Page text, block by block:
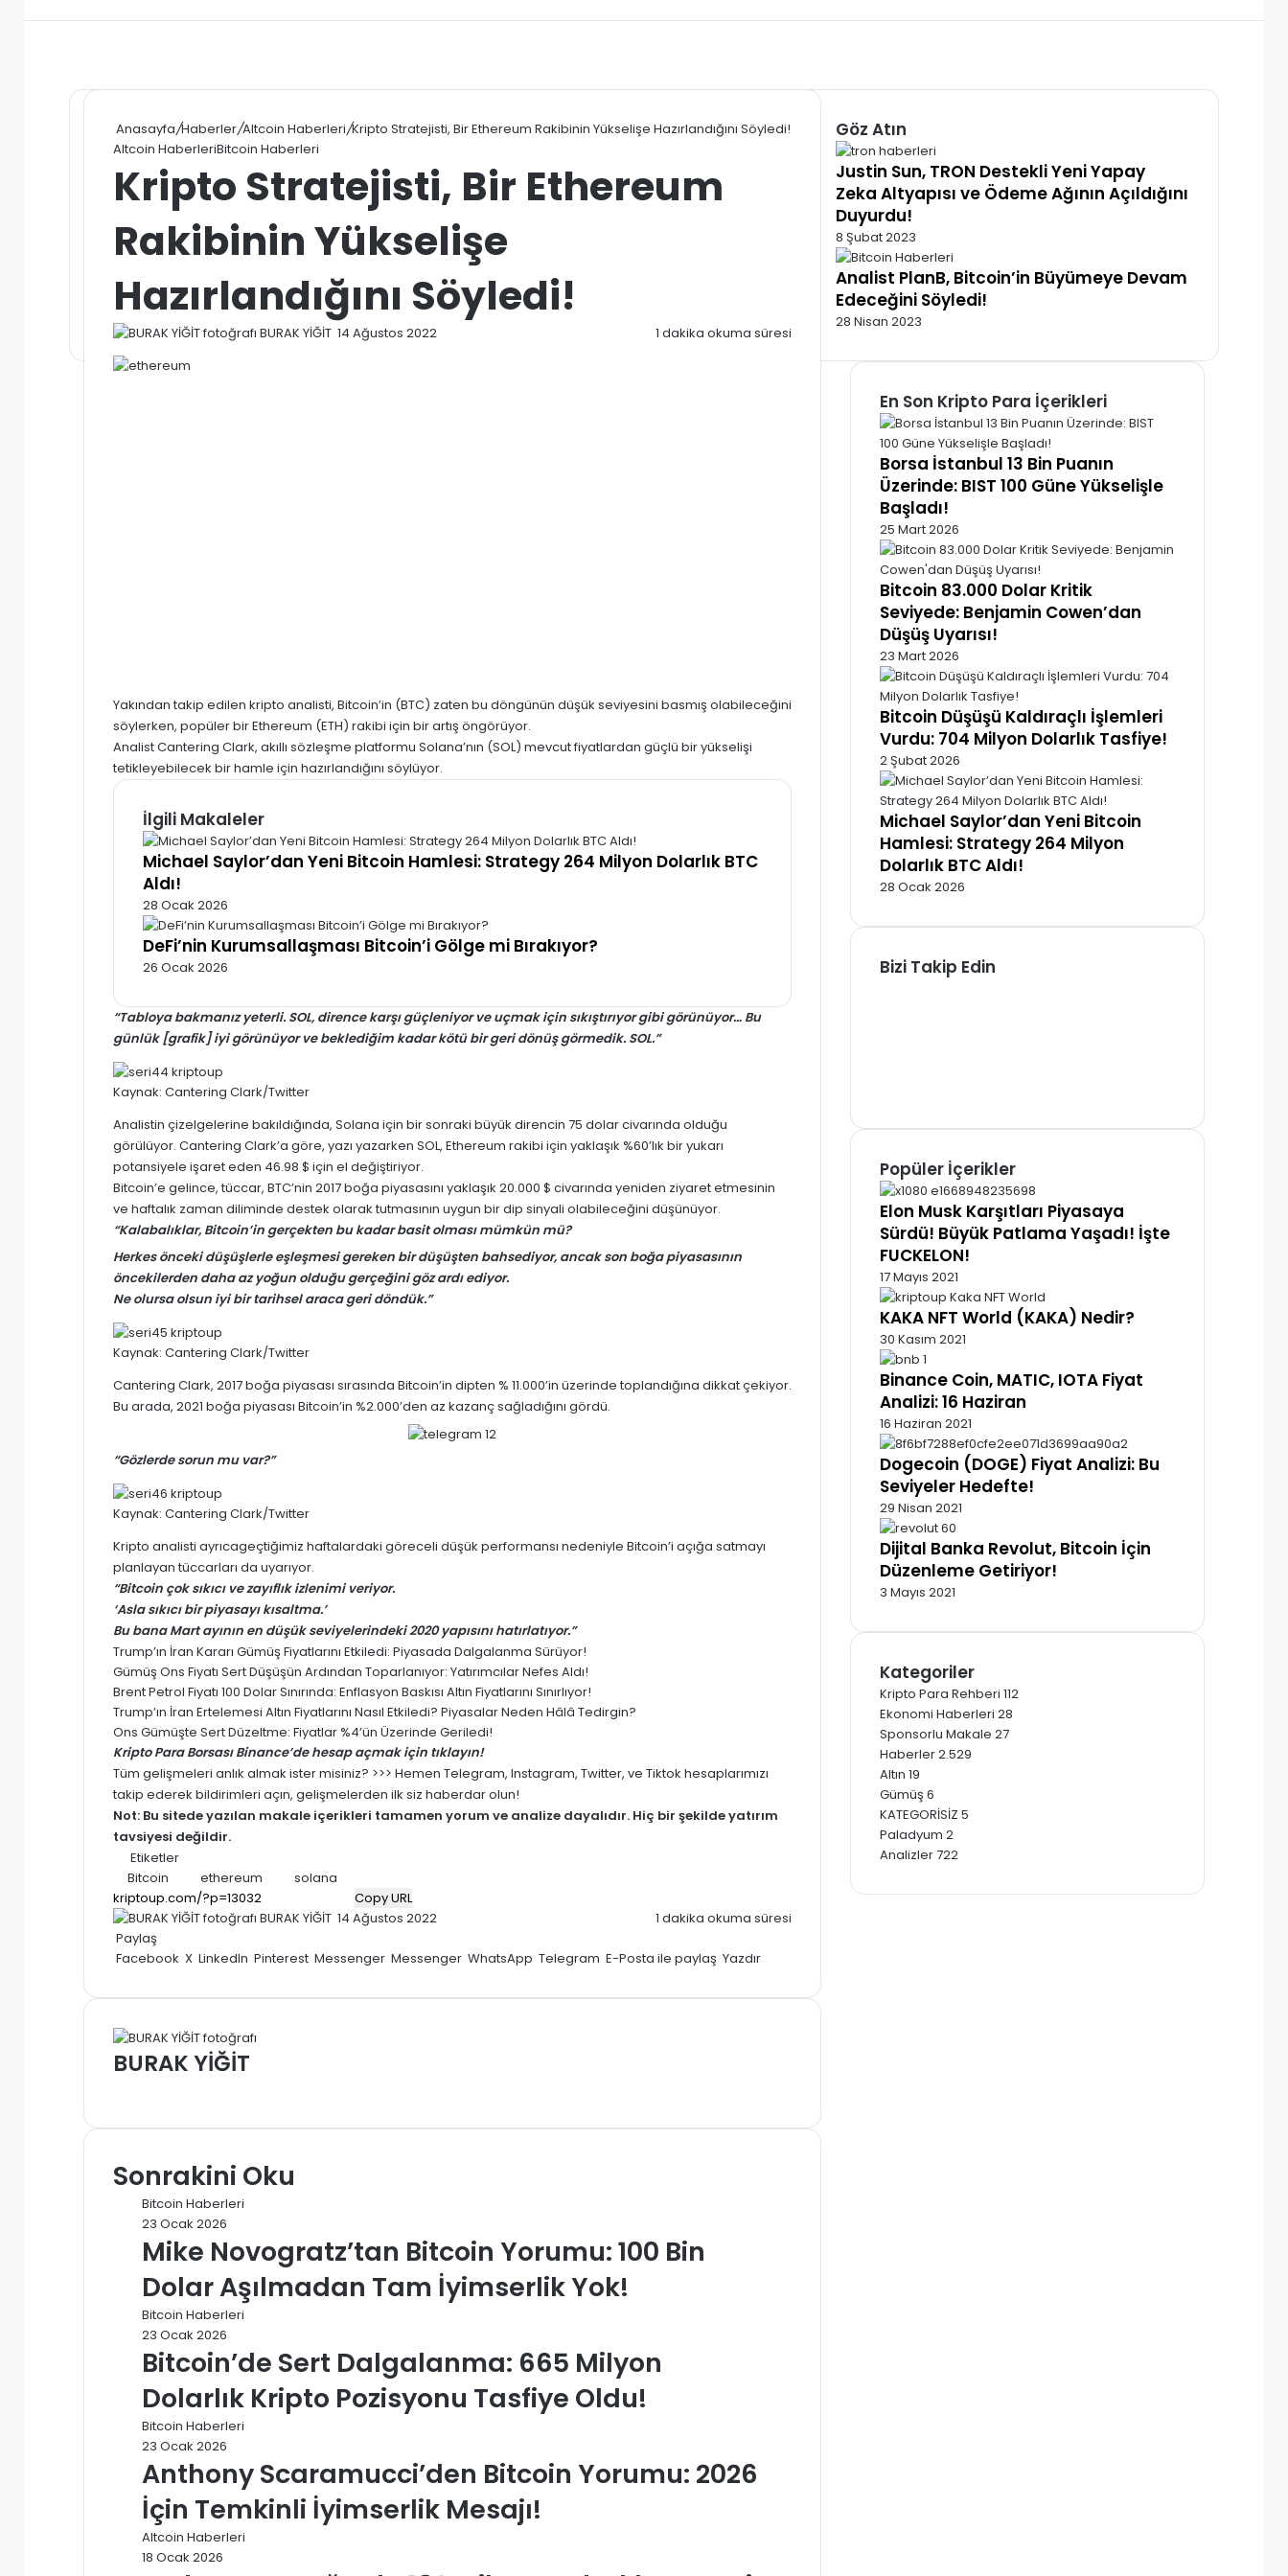
Anasayfa/Haberler/Altcoin Haberleri/Kripto Stratejisti, Bir Ethereum Rakibinin Yükselişe Hazırlandığını Söyledi!
Altcoin HaberleriBitcoin Haberleri
Kripto Stratejisti, Bir Ethereum
Rakibinin Yükselişe
Hazırlandığını Söyledi!
BURAK YİĞİT Bir
14 Ağustos 2022 1 dakika okuma süresi
Yakından takip edilen kripto analisti, Bitcoin’in (BTC) zaten bu döngünün düşük seviyesini basmış olabileceğini
söylerken, popüler birEthereum (ETH) rakibi için bir artış öngörüyor.
Analist Cantering Clark, akıllı sözleşme platformu Solana’nın (SOL) mevcut fiyatlardan güçlü bir yükselişi
tetikleyebilecek bir hamle için hazırlandığını söylüyor.
İlgili Makaleler
Michael Saylor’dan Yeni Bitcoin Hamlesi: Strategy 264 Milyon Dolarlık BTC
Aldı!
28 Ocak 2026
DeFi’nin Kurumsallaşması Bitcoin’i Gölge mi Bırakıyor?
26 Ocak 2026
“Tabloya bakmanız yeterli. SOL, dirence karşı güçleniyor ve uçmak için sıkıştırıyor gibi görünüyor… Bu
günlük [grafik] iyi görünüyor ve beklediğim kadar kötü bir geri dönüş görmedik. SOL.”
Kaynak: Cantering Clark/Twitter
Analistin çizelgelerine bakıldığında, Solana için bir sonraki büyük direncin 75 dolar civarında olduğu
görülüyor. Cantering Clark’a göre, yazı yazarken SOL, Ethereum rakibi için yaklaşık %60’lık bir yukarı
potansiyele işaret eden 46.98 $ için el değiştiriyor.
Bitcoin’e gelince, tüccar, BTC’nin 2017 boğa piyasasını yaklaşık 20.000 $ civarında yeniden ziyaret etmesinin
ve haftalık zaman diliminde destek olarak tutmasının uygun bir dip sinyali olabileceğini düşünüyor.
“Kalabalıklar, Bitcoin’in gerçekten bu kadar basit olması mümkün mü?
Herkes önceki düşüşlerle eşleşmesi gereken bir düşüşten bahsediyor, ancak son boğa piyasasının
öncekilerden daha az yoğun olduğu gerçeğini göz ardı ediyor.
Ne olursa olsun iyi bir tarihsel araca geri döndük.”
Kaynak: Cantering Clark/Twitter
Cantering Clark, 2017 boğa piyasası sırasında Bitcoin’in dipten % 11.000’in üzerinde toplandığına dikkat çekiyor.
Bu arada, 2021 boğa piyasası Bitcoin’in %2.000’den az kazanç sağladığını gördü.
“Gözlerde sorun mu var?”
Kaynak: Cantering Clark/Twitter
Kripto analisti ayrıcageçtiğimiz haftalardaki göreceli düşük performansı nedeniyle Bitcoin’i açığa satmayı
planlayan tüccarları da uyarıyor.
“Bitcoin çok sıkıcı ve zayıflık izlenimi veriyor.
‘Asla sıkıcı bir piyasayı kısaltma.’
Bu bana Mart ayının en düşük seviyelerindeki 2020 yapısını hatırlatıyor.”
Trump’ın İran Kararı Gümüş Fiyatlarını Etkiledi: Piyasada Dalgalanma Sürüyor!
Gümüş Ons Fiyatı Sert Düşüşün Ardından Toparlanıyor: Yatırımcılar Nefes Aldı!
Brent Petrol Fiyatı 100 Dolar Sınırında: Enflasyon Baskısı Altın Fiyatlarını Sınırlıyor!
Trump’ın İran Ertelemesi Altın Fiyatlarını Nasıl Etkiledi? Piyasalar Neden Hâlâ Tedirgin?
Ons Gümüşte Sert Düzeltme: Fiyatlar %4’ün Üzerinde Geriledi!
Kripto Para Borsası Binance’de hesap açmak için tıklayın!
Tüm gelişmeleri anlık almak ister misiniz? >>> Hemen Telegram, Instagram, Twitter, ve Tiktok hesaplarımızı
takip ederek bildirimleri açın, gelişmelerden ilk siz haberdar olun!
Not: Bu sitede yazılan makale içerikleri tamamen yorum ve analize dayalıdır. Hiç bir şekilde yatırım
tavsiyesi değildir.
Etiketler
Bitcoin
ethereum
solana
Copy URL
BURAK YİĞİT Bir
posta
14 Ağustos 2022
1 dakika okuma süresi
Paylaş
Facebook X LinkedIn Pinterest Messenger Messenger WhatsApp Telegram E-Posta ile paylaş Yazdır
BURAK YİĞİT
Sonrakini Oku
Bitcoin Haberleri
23 Ocak 2026
Mike Novogratz’tan Bitcoin Yorumu: 100 Bin
Dolar Aşılmadan Tam İyimserlik Yok!
Bitcoin Haberleri
23 Ocak 2026
Bitcoin’de Sert Dalgalanma: 665 Milyon
Dolarlık Kripto Pozisyonu Tasfiye Oldu!
Bitcoin Haberleri
23 Ocak 2026
Anthony Scaramucci’den Bitcoin Yorumu: 2026
İçin Temkinli İyimserlik Mesajı!
Altcoin Haberleri
18 Ocak 2026
Göz Atın
Kapalı
Justin Sun, TRON Destekli Yeni Yapay
Zeka Altyapısı ve Ödeme Ağının Açıldığını
Duyurdu!
8 Şubat 2023
Analist PlanB, Bitcoin’in Büyümeye Devam
Edeceğini Söyledi!
28 Nisan 2023
En Son Kripto Para İçerikleri
Borsa İstanbul 13 Bin Puanın
Üzerinde: BIST 100 Güne Yükselişle
Başladı!
25 Mart 2026
Bitcoin 83.000 Dolar Kritik
Seviyede: Benjamin Cowen’dan
Düşüş Uyarısı!
23 Mart 2026
Bitcoin Düşüşü Kaldıraçlı İşlemleri
Vurdu: 704 Milyon Dolarlık Tasfiye!
2 Şubat 2026
Michael Saylor’dan Yeni Bitcoin
Hamlesi: Strategy 264 Milyon
Dolarlık BTC Aldı!
28 Ocak 2026
Bizi Takip Edin
Popüler İçerikler
Elon Musk Karşıtları Piyasaya
Sürdü! Büyük Patlama Yaşadı! İşte
FUCKELON!
17 Mayıs 2021
KAKA NFT World (KAKA) Nedir?
30 Kasım 2021
Binance Coin, MATIC, IOTA Fiyat
Analizi: 16 Haziran
16 Haziran 2021
Dogecoin (DOGE) Fiyat Analizi: Bu
Seviyeler Hedefte!
29 Nisan 2021
Dijital Banka Revolut, Bitcoin İçin
Düzenleme Getiriyor!
3 Mayıs 2021
Kategoriler
Kripto Para Rehberi 112
Ekonomi Haberleri 28
Sponsorlu Makale 27
Haberler2.529
Altın 19
Gümüş 6
KATEGORİSİZ 5
Paladyum 2
Analizler722